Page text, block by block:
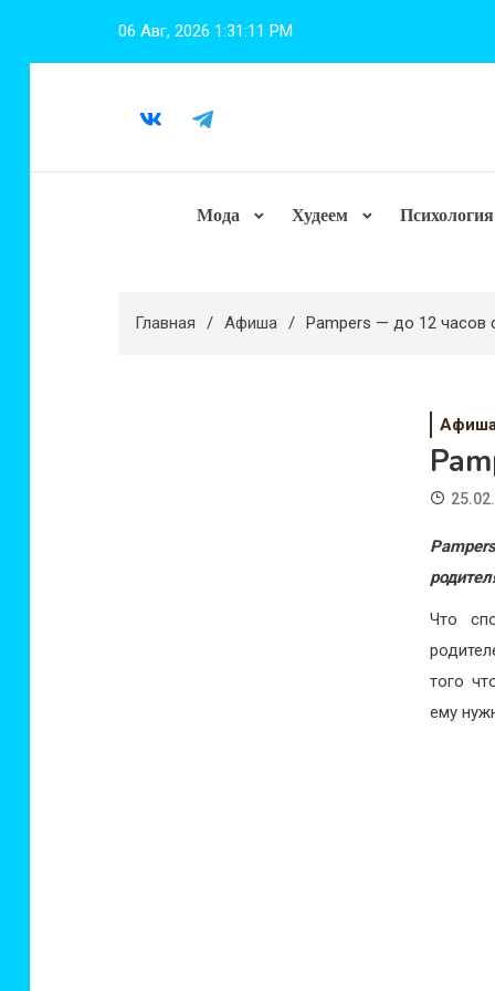
06 Авг, 2026 1:31:12 PM
Мода Худеем Психология
Главная Афиша Pampers — до 12 часов
Что
того
ему